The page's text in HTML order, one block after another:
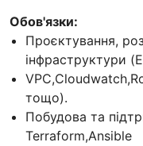
Обов'язки:
Проєктування,
інфраструктури
тощо).
Побудова та
Terraform,Ansible